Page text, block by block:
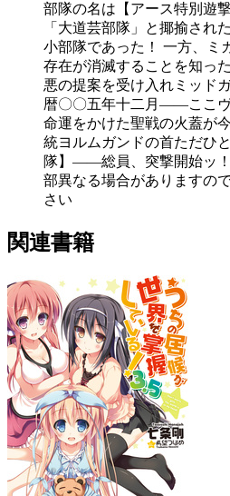
部隊の名は【アース特別遊
「大道芸部隊」と揶揄され
小部隊であった！ 一方、ミ
存在が消滅することを知っ
悪の提案を受け入れミッ
暦〇〇五年十二月――ここ
命運をかけた聖戦の火蓋が
統ヨルムガンドの首ただひ
隊】――総員、突撃開始ッ
部異なる場合がありますの
さい
関連書籍